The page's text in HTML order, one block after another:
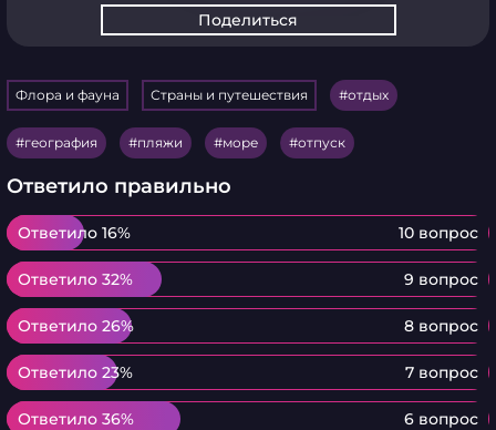
Поделиться
Флора и фауна Страны и путешествия отдых
география пляжи море отпуск
Ответило правильно
Ответило 16% 10 вопрос
Ответило 16%
Ответило 32% 9 вопрос
Ответило 32%
Ответило 26% 8 вопрос
Ответило 26%
Ответило 23% 7 вопрос
Ответило 23%
Ответило 36% 6 вопрос
Ответило 36%